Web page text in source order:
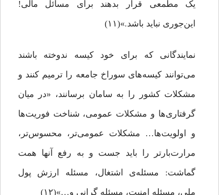
یک مطمعی قرار بدهند برای مسائل مالی!
این‌جوری نباید باشد.»(۱۱)
نمایندگانی که برای خود کیسه ندوخته باشند
می‌توانند کیسه‌های سوراخ جامعه را ترمیم کنند و
مشکلات کشور را به سامان برسانند، «در میان‌
گرفتاری‌ها و مشکلات‌ عمومی‌، شناخت‌ فوریت‌ها
و اولویت‌ها… مشکلات‌ عمومی‌تر، محسوس‌تر،
مرارت‌بارتر را باید جست‌ و به‌ رفع‌ آنها همت‌
گماشت‌: مسئله‌ی اشتغال‌، مسئله‌‌ ارزش‌ پول‌
ملی‌، مسئله‌ امنیت‌، مسئله‌ گرانی‌ و…»(۱۲)